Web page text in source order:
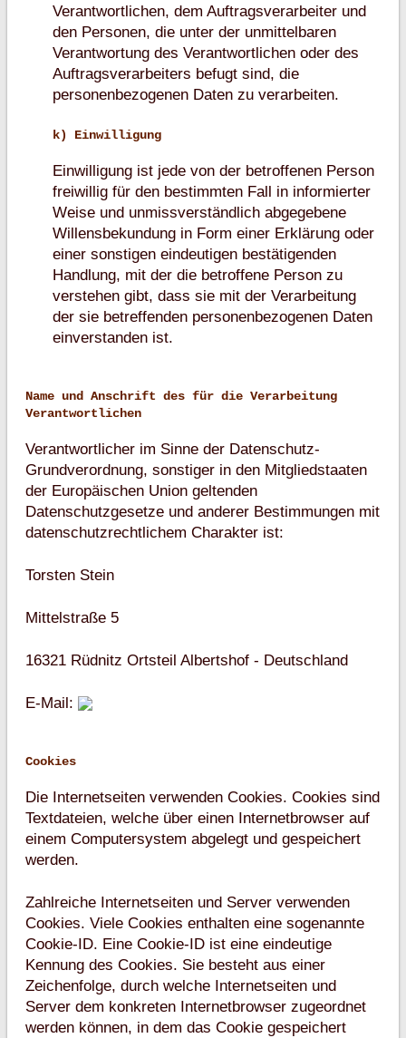
Verantwortlichen, dem Auftragsverarbeiter und
den Personen, die unter der unmittelbaren
Verantwortung des Verantwortlichen oder des
Auftragsverarbeiters befugt sind, die
personenbezogenen Daten zu verarbeiten.
k) Einwilligung
Einwilligung ist jede von der betroffenen Person
freiwillig für den bestimmten Fall in informierter
Weise und unmissverständlich abgegebene
Willensbekundung in Form einer Erklärung oder
einer sonstigen eindeutigen bestätigenden
Handlung, mit der die betroffene Person zu
verstehen gibt, dass sie mit der Verarbeitung
der sie betreffenden personenbezogenen Daten
einverstanden ist.
Name und Anschrift des für die Verarbeitung
Verantwortlichen
Verantwortlicher im Sinne der Datenschutz-
Grundverordnung, sonstiger in den Mitgliedstaaten
der Europäischen Union geltenden
Datenschutzgesetze und anderer Bestimmungen mit
datenschutzrechtlichem Charakter ist:
Torsten Stein
Mittelstraße 5
16321 Rüdnitz Ortsteil Albertshof - Deutschland
E-Mail:
Cookies
Die Internetseiten verwenden Cookies. Cookies sind
Textdateien, welche über einen Internetbrowser auf
einem Computersystem abgelegt und gespeichert
werden.
Zahlreiche Internetseiten und Server verwenden
Cookies. Viele Cookies enthalten eine sogenannte
Cookie-ID. Eine Cookie-ID ist eine eindeutige
Kennung des Cookies. Sie besteht aus einer
Zeichenfolge, durch welche Internetseiten und
Server dem konkreten Internetbrowser zugeordnet
werden können, in dem das Cookie gespeichert